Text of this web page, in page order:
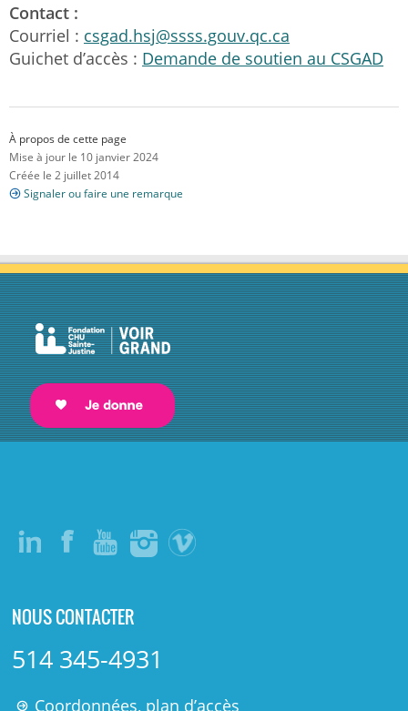
Contact :
Courriel : csgad.hsj@ssss.gouv.qc.ca
Guichet d’accès : Demande de soutien au CSGAD
À propos de cette page
Mise à jour le 10 janvier 2024
Créée le 2 juillet 2014
Signaler ou faire une remarque
NOUS CONTACTER
514 345-4931
Coordonnées, plan d’accès